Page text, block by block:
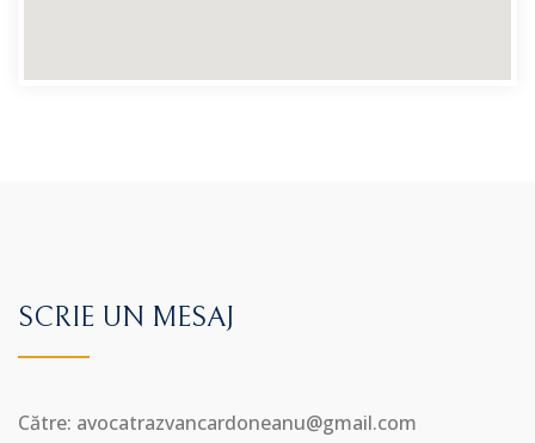
SCRIE UN MESAJ
Către: avocatrazvancardoneanu@gmail.com